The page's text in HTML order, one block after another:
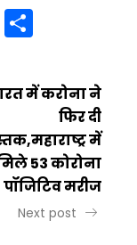
Gmail
में करोना ने
फिर दी
में
53 कोरोना
पॉजिटिव मरीज
Next post